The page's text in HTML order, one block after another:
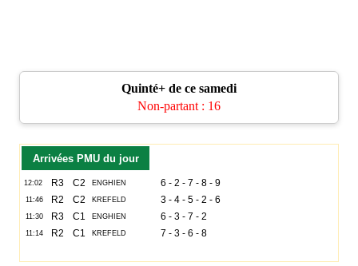
Quinté+ de ce samedi
Non-partant : 16
Arrivées PMU du jour